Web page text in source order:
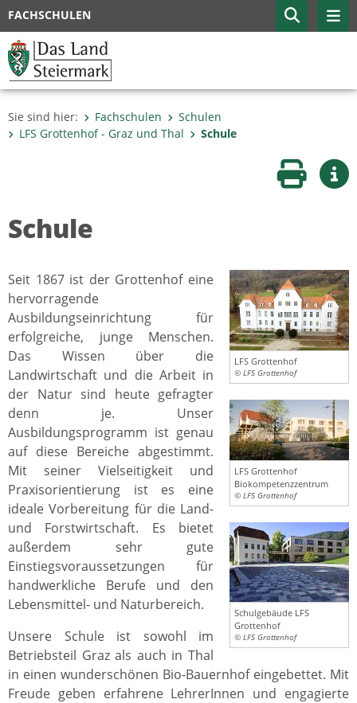
FACHSCHULEN
Sie sind hier: Fachschulen
Schulen
LFS Grottenhof - Graz und Thal
Schule
Seite
Schule
LFS Grottenhof
© LFS Grottenhof
LFS Grottenhof
Biokompetenzzentrum
© LFS Grottenhof
Schulgebäude LFS
Grottenhof
© LFS Grottenhof
Seit 1867 ist der Grottenhof eine
hervorragende
Ausbildungseinrichtung für
erfolgreiche, junge Menschen.
Das Wissen über die
Landwirtschaft und die Arbeit in
der Natur sind heute gefragter
denn je. Unser
Ausbildungsprogramm ist genau
auf diese Bereiche abgestimmt.
Mit seiner Vielseitigkeit und
Praxisorientierung ist es eine
ideale Vorbereitung für die Land-
und Forstwirtschaft. Es bietet
außerdem sehr gute
Einstiegsvoraussetzungen für
handwerkliche Berufe und den
Lebensmittel- und Naturbereich.
Unsere Schule ist sowohl im
Betriebsteil Graz als auch in Thal
in einen wunderschönen Bio-Bauernhof eingebettet. Mit
Freude geben erfahrene LehrerInnen und engagierte